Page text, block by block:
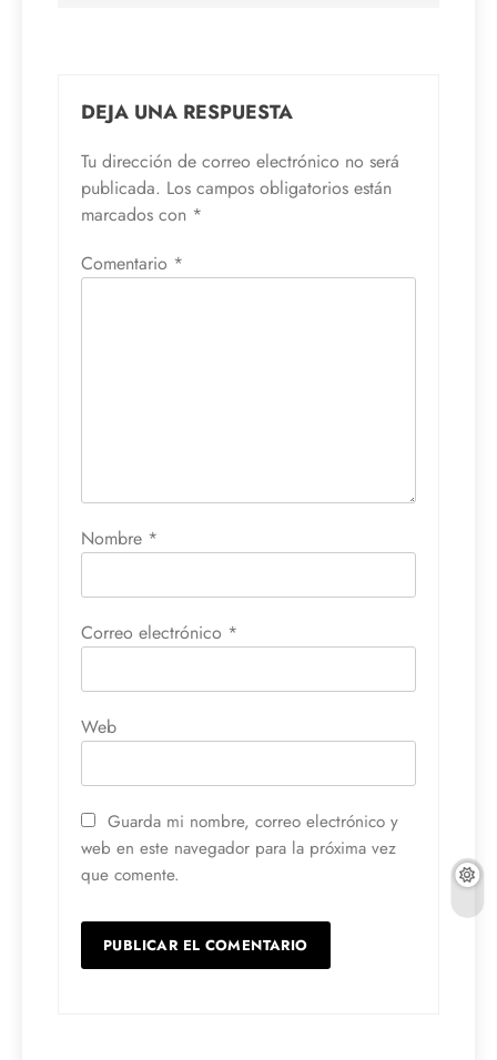
DEJA UNA RESPUESTA
Tu dirección de correo electrónico no será
publicada. Los campos obligatorios están
marcados con *
Comentario *
Nombre *
Correo electrónico *
Web
Guarda mi nombre, correo electrónico y
web en este navegador para la próxima vez
que comente.